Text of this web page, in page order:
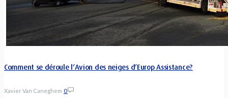
Comment se déroule l’Avion des neiges d’Europ Assistance?
Xavier Van Caneghem 0